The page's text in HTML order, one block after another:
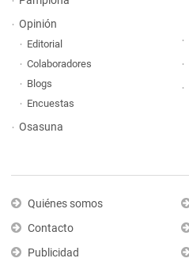
Opinión
Editorial
Colaboradores
Blogs
Encuestas
Osasuna
Quiénes somos
Contacto
Publicidad